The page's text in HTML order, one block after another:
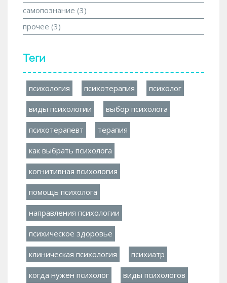
самопознание (3)
прочее (3)
Теги
психология психотерапия психолог
виды психологии выбор психолога
психотерапевт терапия
как выбрать психолога
когнитивная психология
помощь психолога
направления психологии
психическое здоровье
клиническая психология психиатр
когда нужен психолог виды психологов